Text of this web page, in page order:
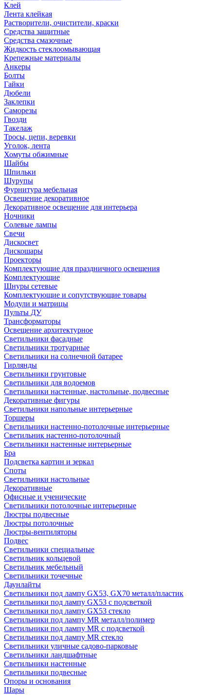
Клей
Лента клейкая
Растворители, очистители, краски
Средства защитные
Средства смазочные
Жидкость стеклоомывающая
Крепежные материалы
Анкеры
Болты
Гайки
Дюбели
Заклепки
Саморезы
Гвозди
Такелаж
Тросы, цепи, веревки
Уголок, лента
Хомуты обжимные
Шайбы
Шпильки
Шурупы
Фурнитура мебельная
Освещение декоративное
Декоративное освещение для интерьера
Ночники
Солевые лампы
Свечи
Дискосвет
Дискошары
Проекторы
Комплектующие для праздничного освещения
Комплектующие
Шнуры сетевые
Комплектующие и сопутствующие товары
Модули и матрицы
Пульты ДУ
Трансформаторы
Освещение архитектурное
Светильники фасадные
Светильники тротуарные
Светильники на солнечной батарее
Гирлянды
Светильники грунтовые
Светильники для водоемов
Светильники настенные, настольные, подвесные
Декоративные фигуры
Светильники напольные интерьерные
Торшеры
Светильники настенно-потолочные интерьерные
Светильник настенно-потолочный
Светильники настенные интерьерные
Бра
Подсветка картин и зеркал
Споты
Светильники настольные
Декоративные
Офисные и ученические
Светильники потолочные интерьерные
Люстры подвесные
Люстры потолочные
Люстры-вентиляторы
Подвес
Светильники специальные
Светильник кольцевой
Светильник мебельный
Светильники точечные
Даунлайты
Светильники под лампу GX53, GX70 металл/пластик
Светильники под лампу GX53 с подсветкой
Светильники под лампу GX53 стекло
Светильники под лампу MR металл/полимер
Светильники под лампу MR с подсветкой
Светильники под лампу MR стекло
Светильники уличные садово-парковые
Светильники ландшафтные
Светильники настенные
Светильники подвесные
Опоры и основания
Шары